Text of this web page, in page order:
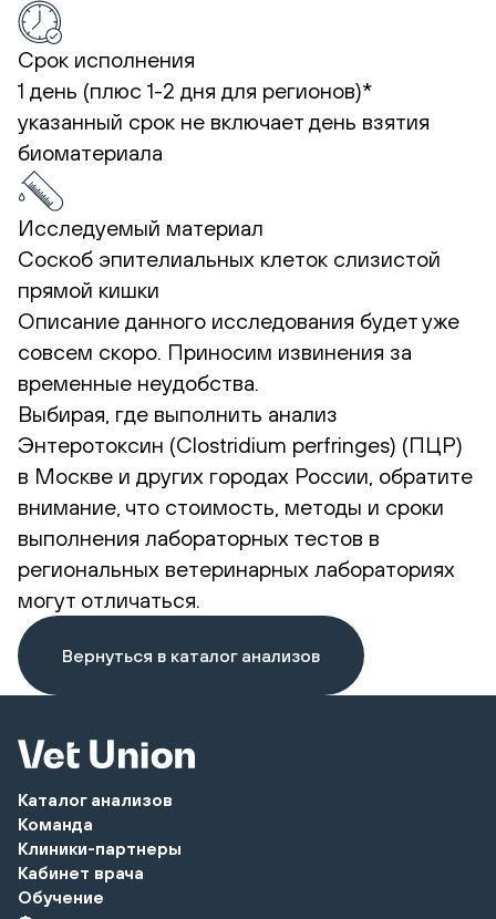
Срок исполнения
1 день (плюс 1-2 дня для регионов)*
указанный срок не включает день взятия
биоматериала
Исследуемый материал
Соскоб эпителиальных клеток слизистой
прямой кишки
Описание данного исследования будет уже
совсем скоро. Приносим извинения за
временные неудобства.
Выбирая, где выполнить анализ
Энтеротоксин (Clostridium perfringes) (ПЦР)
в Москве и других городах России, обратите
внимание, что стоимость, методы и сроки
выполнения лабораторных тестов в
региональных ветеринарных лабораториях
могут отличаться.
Вернуться в каталог анализов
Каталог анализов
Команда
Клиники-партнеры
Кабинет врача
Обучение